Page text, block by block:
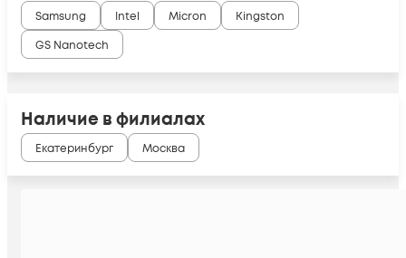
Samsung Intel Micron
Kingston
GS Nanotech
Наличие в филиалах
Екатеринбург Москва